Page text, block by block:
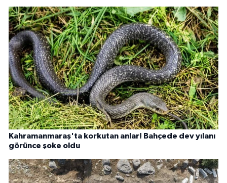
Kahramanmaraş'ta korkutan anlar! Bahçede dev yılanı
görünce şoke oldu